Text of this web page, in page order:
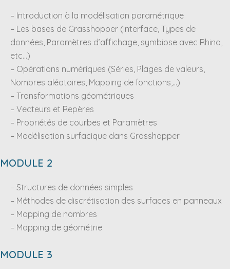
– Introduction à la modélisation paramétrique
– Les bases de Grasshopper (Interface, Types de
données, Paramètres d’affichage, symbiose avec Rhino,
etc…)
– Opérations numériques (Séries, Plages de valeurs,
Nombres aléatoires, Mapping de fonctions,…)
– Transformations géométriques
– Vecteurs et Repères
– Propriétés de courbes et Paramètres
– Modélisation surfacique dans Grasshopper
MODULE 2
– Structures de données simples
– Méthodes de discrétisation des surfaces en panneaux
– Mapping de nombres
– Mapping de géométrie
MODULE 3